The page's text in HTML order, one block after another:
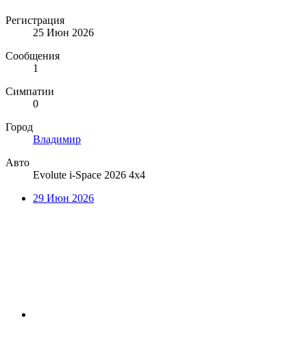
Регистрация
25 Июн 2026
Сообщения
1
Симпатии
0
Город
Владимир
Авто
Evolute i-Space 2026 4x4
29 Июн 2026